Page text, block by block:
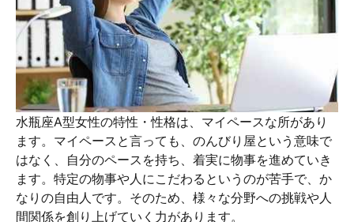
水瓶座A型女性の特性・性格は、マイペースな所があり
ます。マイペースと言っても、のんびり屋という意味で
はなく、自分のペースを持ち、着実に物事を進めていき
ます。特定の物事や人にこだわるというのが苦手で、か
なりの自由人です。そのため、様々な分野への挑戦や人
間関係を創り上げていく力があります。